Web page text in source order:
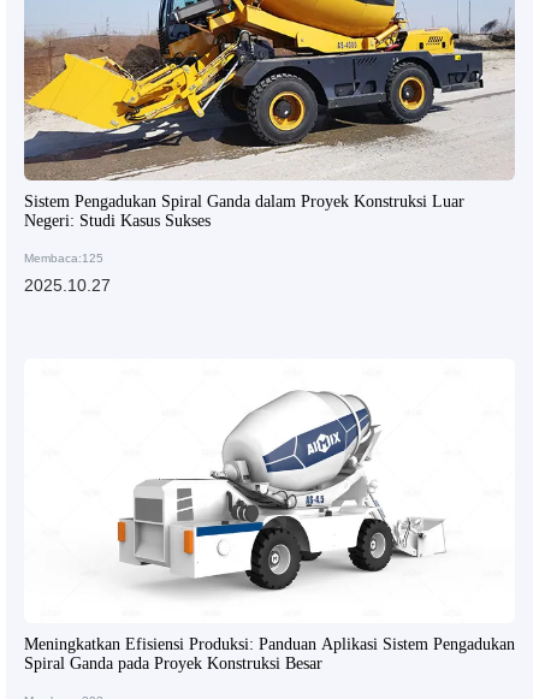
Sistem Pengadukan Spiral Ganda dalam Proyek Konstruksi Luar
Negeri: Studi Kasus Sukses
Membaca:125
2025.10.27
Meningkatkan Efisiensi Produksi: Panduan Aplikasi Sistem Pengadukan
Spiral Ganda pada Proyek Konstruksi Besar